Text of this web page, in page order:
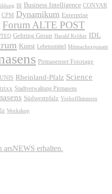
BI Business Intelligence CONVAR
CPM Dynamikum Enterprise
Forum ALTE POST
Gehring Group Harald Kröher IDL
Kunst Lebensmittel Mitmachexponate
Pirmasenser Fototage
Rheinland-Pfalz Science
Stadtverwaltung Pirmasens
Südwestpfalz Vorhofflimmern
Workshop
arsNEWS erhalten.